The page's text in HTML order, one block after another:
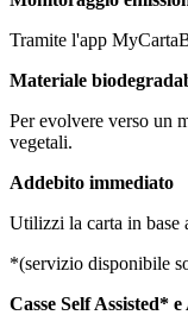
Tramite l'app
Materiale
Per evolvere verso un
vegetali.
Addebito immediato
Utilizzi la carta in base
*(servizio disponibile
Casse Self Assisted*